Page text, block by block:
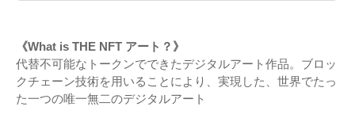
《What is THE NFT アート？》
代替不可能なトークンでできたデジタルアート作品。ブロッ
クチェーン技術を用いることにより、実現した、世界でたっ
た一つの唯一無二のデジタルアート